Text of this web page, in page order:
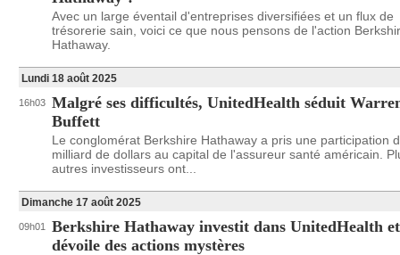
Avec un large éventail d'entreprises diversifiées et un flux de
trésorerie sain, voici ce que nous pensons de l'action
Hathaway.
Lundi 18 août 2025
16h03 Malgré ses difficultés, UnitedHealth séduit
Buffett
Le conglomérat Berkshire Hathaway a pris une participation
milliard de dollars au capital de l'assureur santé américain.
autres investisseurs ont...
Dimanche 17 août 2025
09h01
Berkshire Hathaway investit dans UnitedHealth et
dévoile des actions mystères